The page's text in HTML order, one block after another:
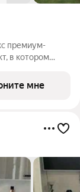
в котором
жизни. Здесь
мне